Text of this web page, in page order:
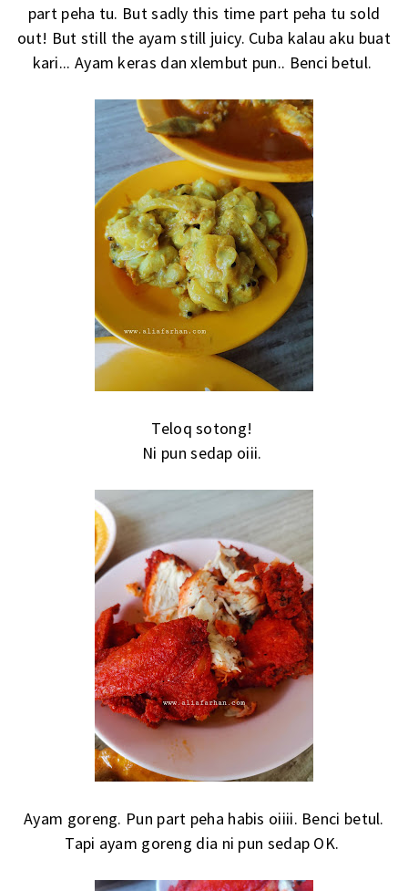
part peha tu. But sadly this time part peha tu sold
out! But still the ayam still juicy. Cuba kalau aku buat
kari... Ayam keras dan xlembut pun.. Benci betul.
Teloq sotong!
Ni pun sedap oiii.
Ayam goreng. Pun part peha habis oiiii. Benci betul.
Tapi ayam goreng dia ni pun sedap OK.